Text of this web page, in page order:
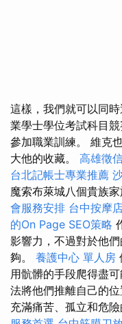
這樣，我們就可以同
業學士學位考試科目
參加職業訓練。 維克
大他的收藏。 高雄徵
台北記帳士專業推薦
魔索布萊城八個貴族家
會服務安排 台中按摩
的On Page SEO策略
影響力，不過對於他
夠。 養護中心 單人房
用骯髒的手段爬得盡
法將他們推離自己的
充滿痛苦、孤立和危